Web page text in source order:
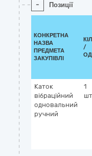
- Позиції
КОНКРЕТНА
НАЗВА
ПРЕДМЕТА
ЗАКУПІВЛІ
/
Каток
вібраційний
одновальний
ручний
1